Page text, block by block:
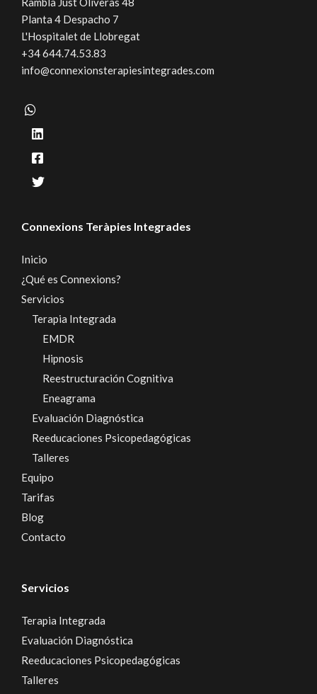
Planta 4 Despacho 7
L'Hospitalet de Llobregat
+34 644.74.53.83
info@connexionsterapiesintegrades.com
Connexions Teràpies Integrades
Inicio
¿Qué es Connexions?
Servicios
Terapia Integrada
EMDR
Hipnosis
Reestructuración Cognitiva
Eneagrama
Evaluación Diagnóstica
Reeducaciones Psicopedagógicas
Talleres
Equipo
Tarifas
Blog
Contacto
Servicios
Terapia Integrada
Evaluación Diagnóstica
Reeducaciones Psicopedagógicas
Talleres